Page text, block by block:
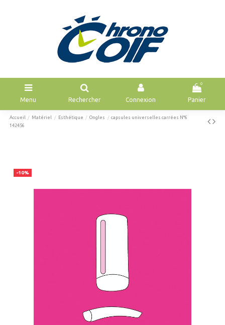
Menu Rechercher Connexion
0
Panier
Accueil Matériel Esthétique Ongles
capsules universelles carrées N°6
142456
-10%